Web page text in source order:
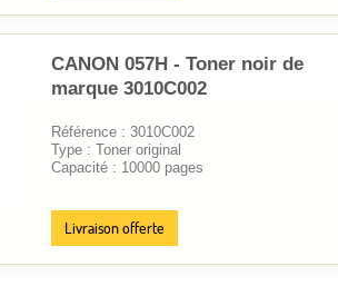
CANON 057H - Toner noir de
marque 3010C002
Référence : 3010C002
Type : Toner original
Capacité : 10000 pages
Livraison offerte